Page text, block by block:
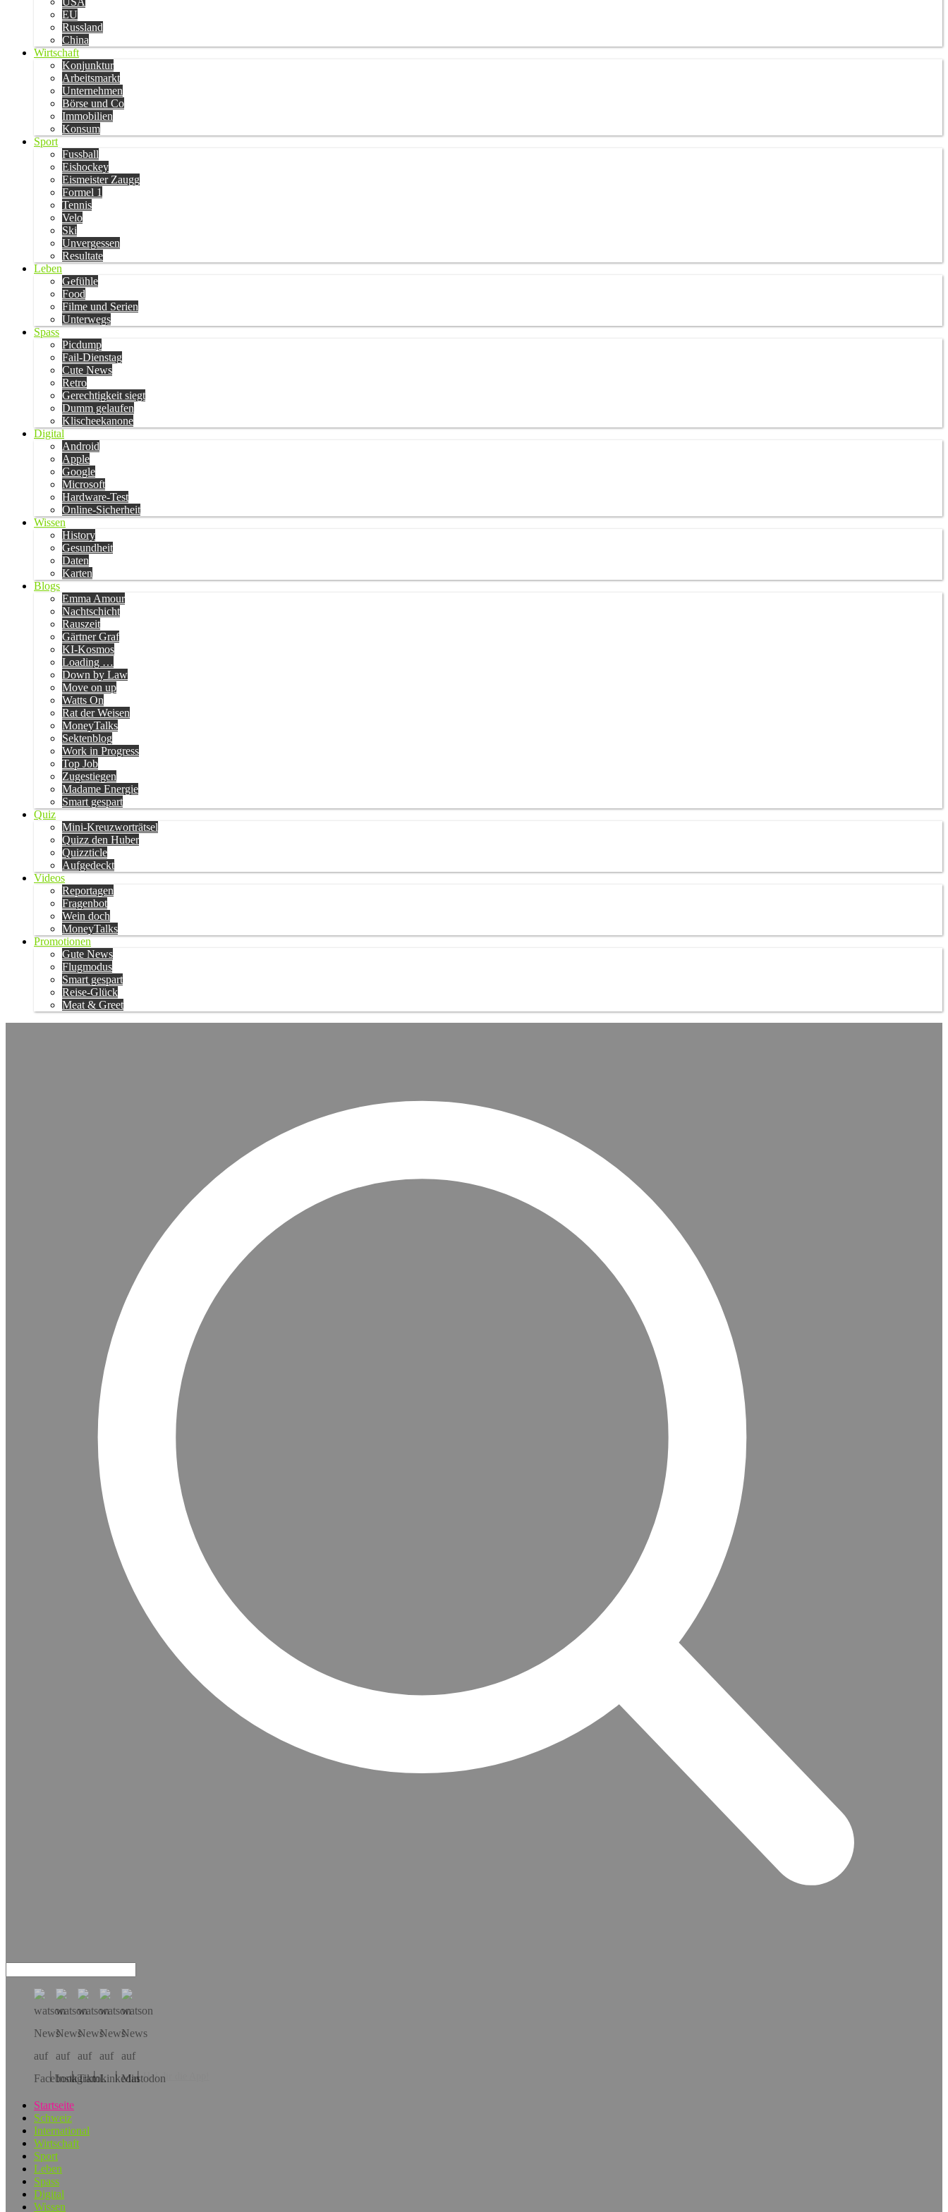
EU
Russland
China
Wirtschaft
Konjunktur
Arbeitsmarkt
Unternehmen
Börse und Co
Immobilien
Konsum
Sport
Fussball
Eishockey
Eismeister Zaugg
Formel 1
Tennis
Velo
Ski
Unvergessen
Resultate
Leben
Gefühle
Food
Filme und Serien
Unterwegs
Spass
Picdump
Fail-Dienstag
Cute News
Retro
Gerechtigkeit siegt
Dumm gelaufen
Klischeekanone
Digital
Android
Apple
Google
Microsoft
Hardware-Test
Online-Sicherheit
Wissen
History
Gesundheit
Daten
Karten
Blogs
Emma Amour
Nachtschicht
Rauszeit
Gärtner Graf
KI-Kosmos
Loading …
Down by Law
Move on up
Watts On
Rat der Weisen
MoneyTalks
Sektenblog
Work in Progress
Top Job
Zugestiegen
Madame Energie
Smart gespart
Quiz
Mini-Kreuzworträtsel
Quizz den Huber
Quizzticle
Aufgedeckt
Videos
Reportagen
Fragenbot
Wein doch
MoneyTalks
Promotionen
Gute News
Flugmodus
Smart gespart
Reise-Glück
Meat & Greet
Hol dir die App!
Startseite
Schweiz
International
Wirtschaft
Sport
Leben
Spass
Digital
Wissen